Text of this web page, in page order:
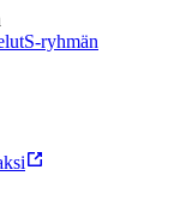
S-ryhmän